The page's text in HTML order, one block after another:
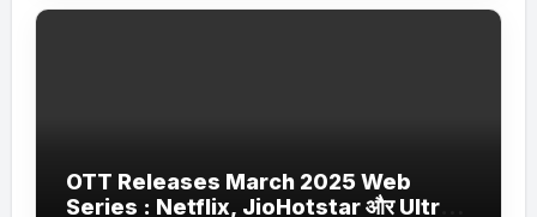
OTT Releases March 2025 Web
Series : Netflix, JioHotstar और Ultra